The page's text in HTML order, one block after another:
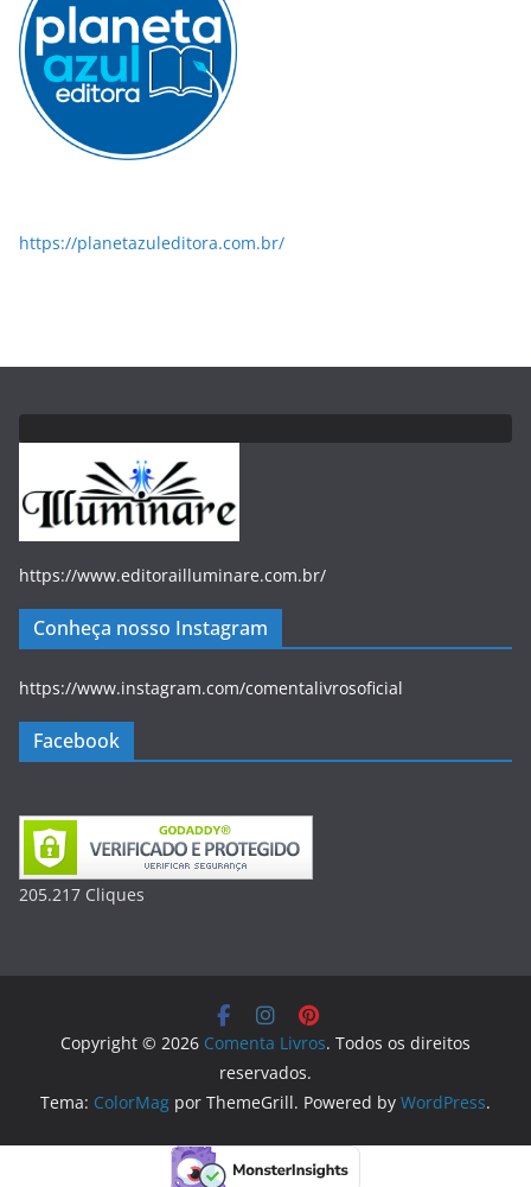
https://planetazuleditora.com.br/
https://www.editorailluminare.com.br/
Conheça nosso Instagram
https://www.instagram.com/comentalivrosoficial
Facebook
205.217 Cliques
Copyright © 2026 Comenta Livros. Todos os direitos
reservados.
Tema: ColorMag por ThemeGrill. Powered by WordPress.